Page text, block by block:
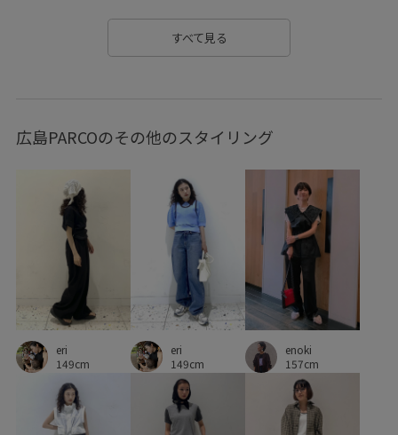
シューズ レインシューズ
GAS74002 26SS15 HUNTER HUNTER 別注
Wbottoms_pickup
Wshoes_pickup きれいめ
アダムエロぺ雑貨 カジュアル カットソー コットン
シルエットがきれい シワになりにくい
スカーフ タック ツイル生地 トップス ドレス
ナイロン ニット ブラウス ベルト ベーシック
メッシュ ワイドパンツ 伸縮性
別注アイテム 撥水アイテム 落ち感
すべて見る
広島PARCOのその他のスタイリング
eri
149cm
eri
149cm
enoki
157cm